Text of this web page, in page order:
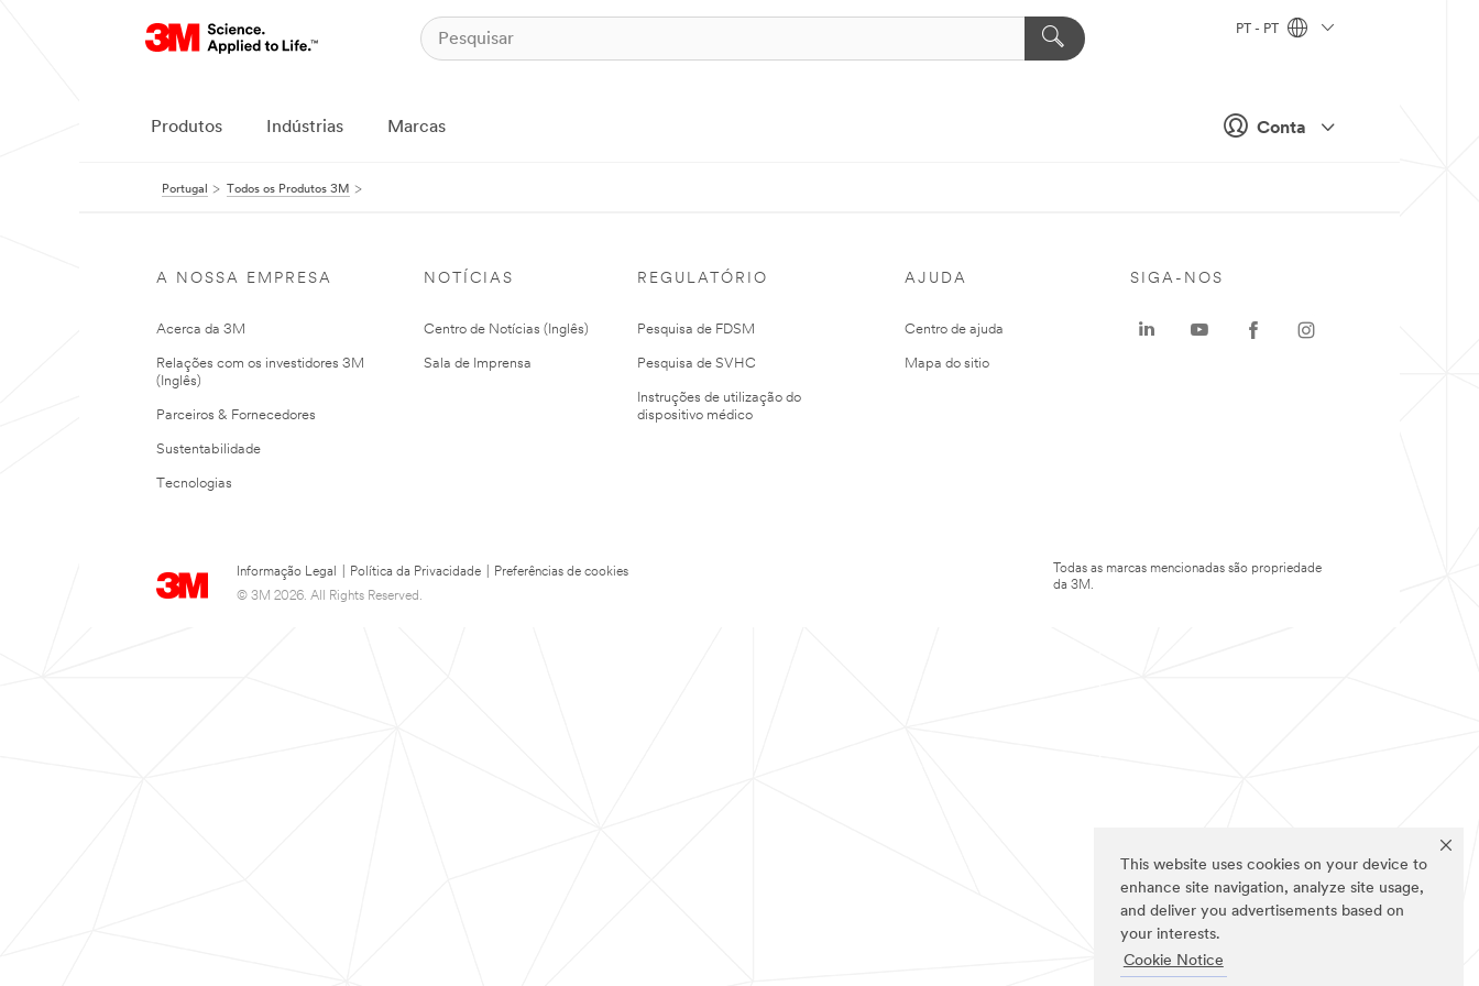
This website uses cookies on your device to
enhance site navigation, analyze site usage,
and deliver you advertisements based on
your interests.
Cookie Notice
Conta
PT - PT
Produtos Indústrias Marcas
Portugal Todos os Produtos 3M
A NOSSA EMPRESA
Acerca da 3M
Relações com os investidores 3M
(Inglês)
Parceiros & Fornecedores
Sustentabilidade
Tecnologias
NOTÍCIAS
Centro de Notícias (Inglês)
Sala de Imprensa
REGULATÓRIO
Pesquisa de FDSM
Pesquisa de SVHC
Instruções de utilização do
dispositivo médico
AJUDA
Centro de ajuda
Mapa do sitio
Informação Legal Política da Privacidade
Preferências de cookies
© 3M 2026. All Rights Reserved.
SIGA-NOS
Todas as marcas mencionadas são propriedade
da 3M.